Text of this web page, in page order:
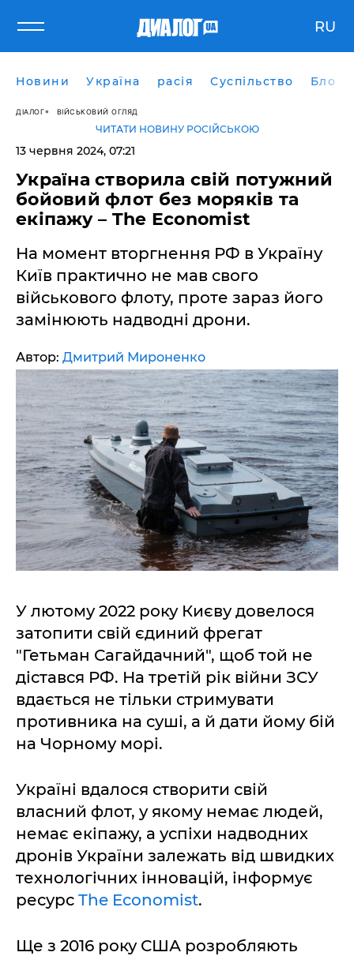
RU
Новини Україна расія Суспільство Блоги
ДІАЛОГ ВІЙСЬКОВИЙ ОГЛЯД
ЧИТАТИ НОВИНУ РОСІЙСЬКОЮ
13 червня 2024, 07:21
Україна створила свій потужний
бойовий флот без моряків та
екіпажу – The Economist
На момент вторгнення РФ в Україну
Київ практично не мав свого
військового флоту, проте зараз його
замінюють надводні дрони.
Автор: Дмитрий Мироненко
У лютому 2022 року Києву довелося
затопити свій єдиний фрегат
"Гетьман Сагайдачний", щоб той не
дістався РФ. На третій рік війни ЗСУ
вдається не тільки стримувати
противника на суші, а й дати йому бій
на Чорному морі.
Україні вдалося створити свій
власний флот, у якому немає людей,
немає екіпажу, а успіхи надводних
дронів України залежать від швидких
технологічних інновацій, інформує
ресурс The Economist.
Ще з 2016 року США розробляють